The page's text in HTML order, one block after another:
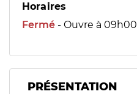
Horaires
Fermé - Ouvre à 09h00
PRÉSENTATION